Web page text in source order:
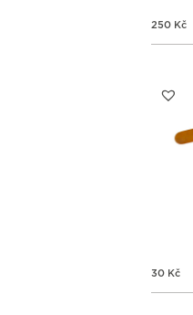
250 Kč
30 Kč